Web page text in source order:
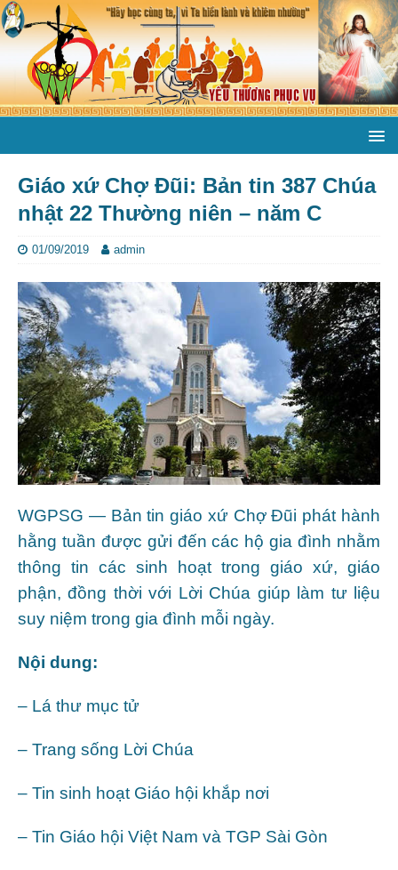
Giáo xứ Chợ Đũi: Bản tin 387 Chúa
nhật 22 Thường niên – năm C
01/09/2019 admin
WGPSG — Bản tin giáo xứ Chợ Đũi phát hành
hằng tuần được gửi đến các hộ gia đình nhằm
thông tin các sinh hoạt trong giáo xứ, giáo
phận, đồng thời với Lời Chúa giúp làm tư liệu
suy niệm trong gia đình mỗi ngày.
Nội dung:
– Lá thư mục tử
– Trang sống Lời Chúa
– Tin sinh hoạt Giáo hội khắp nơi
– Tin Giáo hội Việt Nam và TGP Sài Gòn